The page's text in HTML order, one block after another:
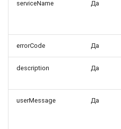
serviceName Да
errorCode Да
description Да
userMessage Да